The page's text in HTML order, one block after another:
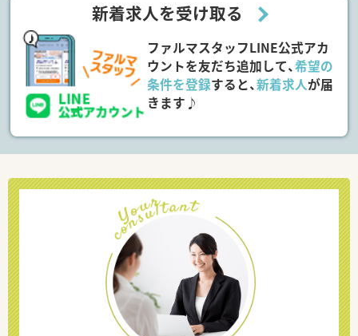
新着求人を受け取る
ファルマスタッフLINE公式アカ
ウントを友だち追加して、希望の
条件を登録すると、新着求人が届
きます♪